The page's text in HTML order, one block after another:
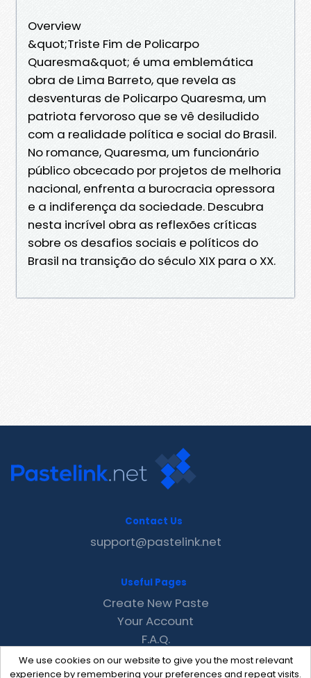
Overview
&quot;Triste Fim de Policarpo
Quaresma&quot; é uma emblemática
obra de Lima Barreto, que revela as
desventuras de Policarpo Quaresma, um
patriota fervoroso que se vê desiludido
com a realidade política e social do Brasil.
No romance, Quaresma, um funcionário
público obcecado por projetos de melhoria
nacional, enfrenta a burocracia opressora
e a indiferença da sociedade. Descubra
nesta incrível obra as reflexões críticas
sobre os desafios sociais e políticos do
Brasil na transição do século XIX para o XX.
We use cookies on our website to give you the most relevant
experience by remembering your preferences and repeat visits.
Contact Us
support@pastelink.net
Useful Pages
Create New Paste
Your Account
F.A.Q.
Recent